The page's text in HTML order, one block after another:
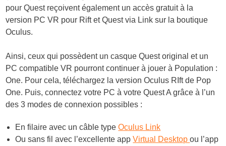
pour Quest reçoivent également un accès gratuit à la
version PC VR pour Rift et Quest via Link sur la boutique
Oculus.
Ainsi, ceux qui possèdent un casque Quest original et un
PC compatible VR pourront continuer à jouer à Population :
One. Pour cela, téléchargez la version Oculus RIft de Pop
One. Puis, connectez votre PC à votre Quest A grâce à l’un
des 3 modes de connexion possibles :
En filaire avec un câble typeOculus Link
Ou sans fil avec l’excellente appVirtual Desktopou l’app